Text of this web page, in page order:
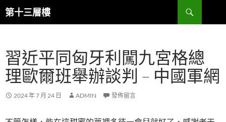
跳
至
內
第十三層樓
搜
尋
習近平同匈牙利闖九宮格總
理歐爾班舉辦談判 – 中國軍網
2024 年 7 月 24 日 ADMIN 發佈留言